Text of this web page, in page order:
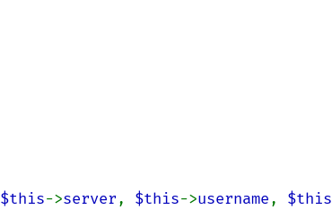
$this->server, $this->username, $this